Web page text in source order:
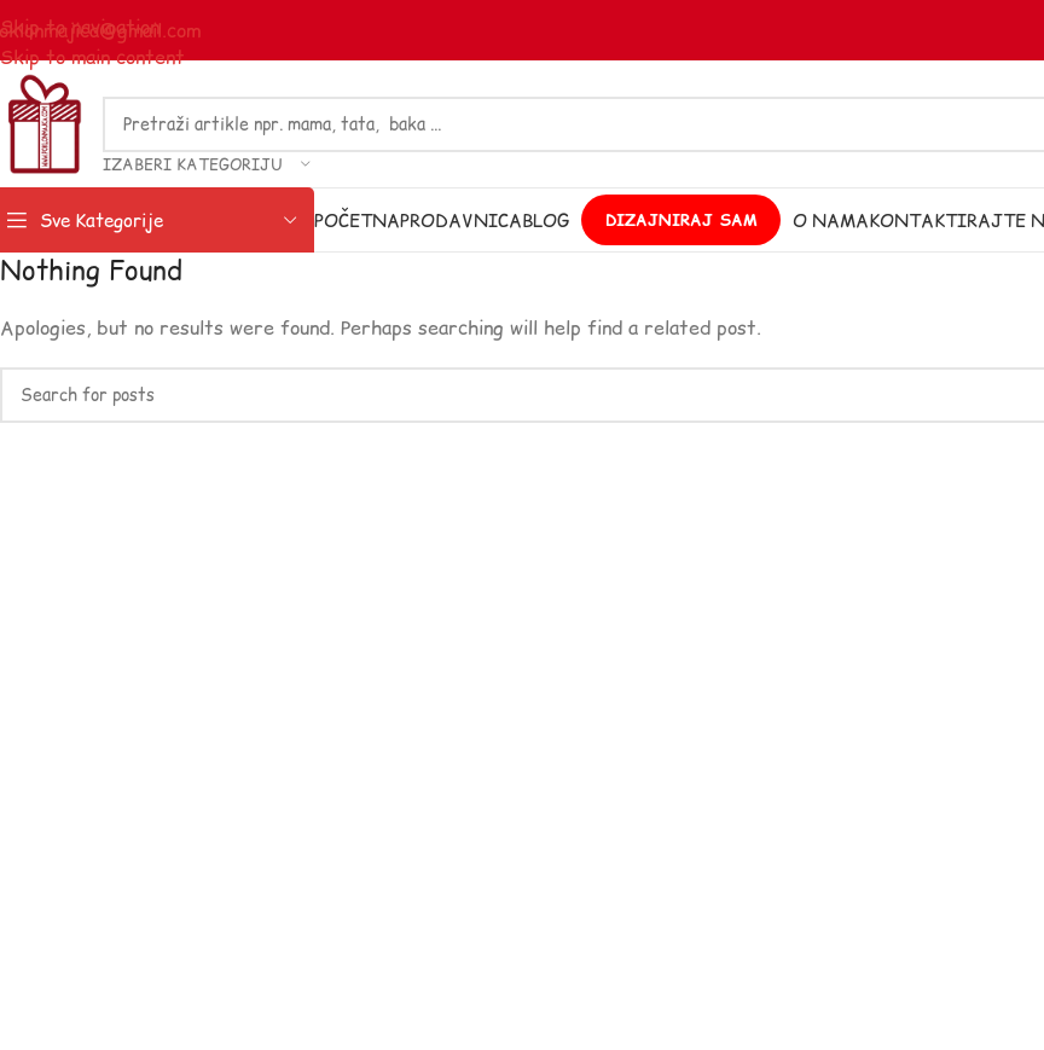
Skip to navigation
Skip to main content
IZABERI KATEGORIJU
Sve Kategorije POČETNAPRODAVNICABLOG DIZAJNIRAJ SAM O NAMAKONTAKTIRAJTE
Nothing Found
Apologies, but no results were found. Perhaps searching will help find a related post.